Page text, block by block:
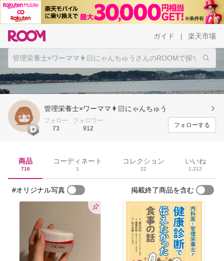
ガイド 楽天市場
管理栄養士×ワーママ👩🏻にゃんちゅう
フォロー
73
フォロワー
912
フォローする
商品
716
コーディネート
1
コレクション
22
いいね
1,212
#オリジナル写真 掲載終了商品を含む